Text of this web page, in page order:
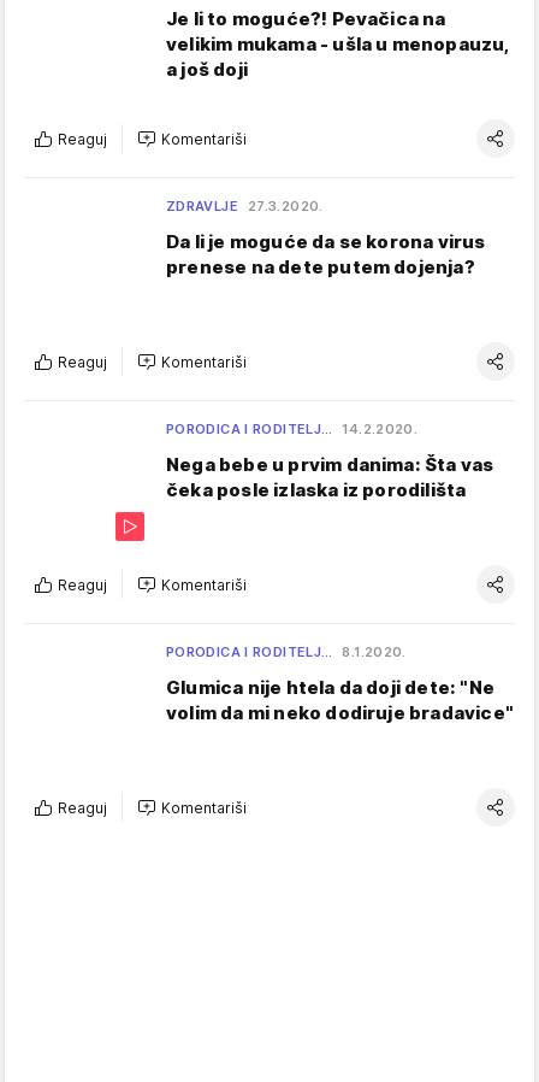
Je li to moguće?! Pevačica na
velikim mukama - ušla u menopauzu,
a još doji
Reaguj Komentariši
ZDRAVLJE 27.3.2020.
Da li je moguće da se korona virus
prenese na dete putem dojenja?
Reaguj Komentariši
PORODICA I RODITELJ… 14.2.2020.
Nega bebe u prvim danima: Šta vas
čeka posle izlaska iz porodilišta
Reaguj Komentariši
PORODICA I RODITELJ… 8.1.2020.
Glumica nije htela da doji dete: "Ne
volim da mi neko dodiruje bradavice"
Reaguj Komentariši